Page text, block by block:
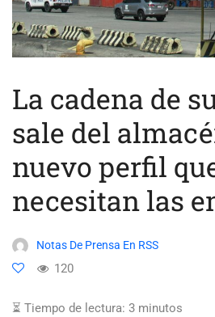
La cadena de
sale del
nuevo perfil
necesitan las
Notas De Prensa En RSS
120
⏳ Tiempo de lectura: 3 minutos